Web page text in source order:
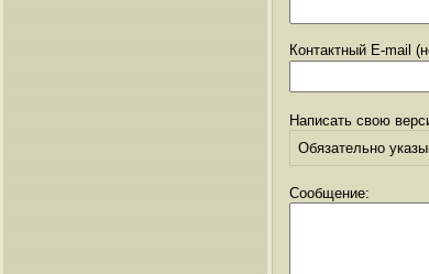
Контактный E-mail
Написать свою
Обязательно
Сообщение: